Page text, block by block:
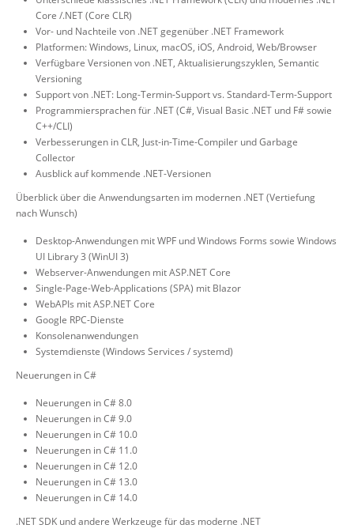
Core /.NET (Core CLR)
Vor- und Nachteile von .NET gegenüber .NET Framework
Platformen: Windows, Linux, macOS, iOS, Android, Web/Browser
Verfügbare Versionen von .NET, Aktualisierungszyklen, Semantic
Versioning
Support von .NET: Long-Termin-Support vs. Standard-Term-Support
Programmiersprachen für .NET (C#, Visual Basic .NET und F# sowie
C++/CLI)
Verbesserungen in CLR, Just-in-Time-Compiler und Garbage
Collector
Ausblick auf kommende .NET-Versionen
Überblick über die Anwendungsarten im modernen .NET (Vertiefung
nach Wunsch)
Desktop-Anwendungen mit WPF und Windows Forms sowie Windows
UI Library 3 (WinUI 3)
Webserver-Anwendungen mit ASP.NET Core
Single-Page-Web-Applications (SPA) mit Blazor
WebAPIs mit ASP.NET Core
Google RPC-Dienste
Konsolenanwendungen
Systemdienste (Windows Services / systemd)
Neuerungen in C#
Neuerungen in C# 8.0
Neuerungen in C# 9.0
Neuerungen in C# 10.0
Neuerungen in C# 11.0
Neuerungen in C# 12.0
Neuerungen in C# 13.0
Neuerungen in C# 14.0
.NET SDK und andere Werkzeuge für das moderne .NET